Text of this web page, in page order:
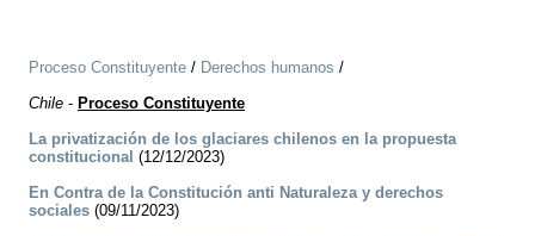
Proceso Constituyente / Derechos humanos /
Chile - Proceso Constituyente
La privatización de los glaciares chilenos en la propuesta
constitucional (12/12/2023)
En Contra de la Constitución anti Naturaleza y derechos
sociales (09/11/2023)